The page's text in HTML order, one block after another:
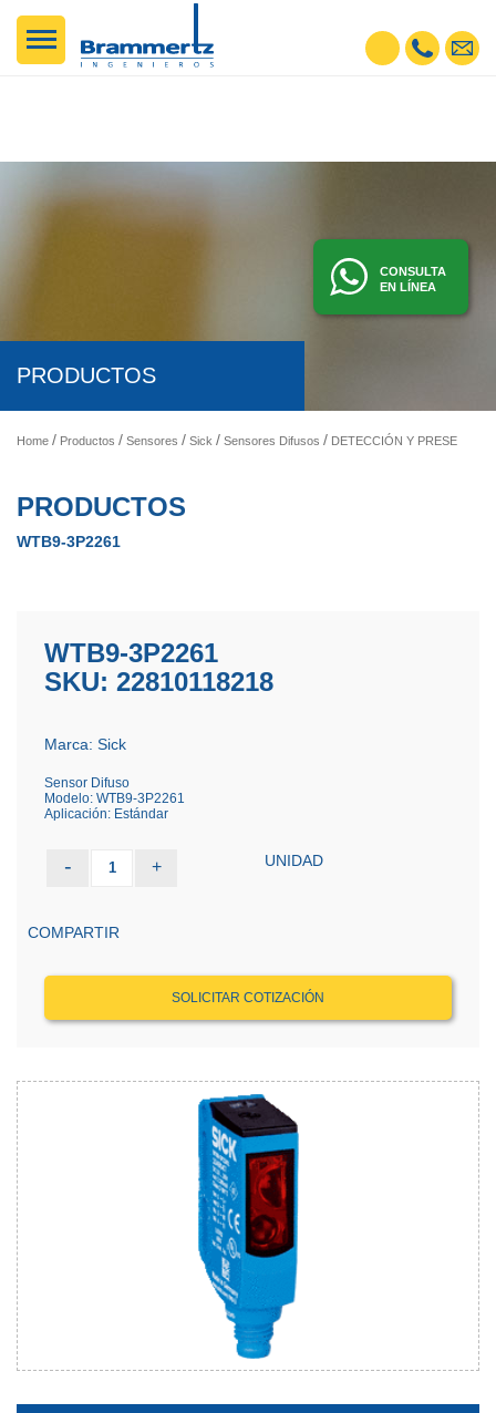
CONSULTA
EN LÍNEA
PRODUCTOS
Home Productos Sensores Sick Sensores Difusos DETECCIÓN Y PRESENCIA - SENSORES FOTOELÉCTRICOS, INDUCTIVOS, ETC
PRODUCTOS
WTB9-3P2261
WTB9-3P2261
SKU: 22810118218
Marca: Sick
Sensor Difuso
Modelo: WTB9-3P2261
Aplicación: Estándar
- 1 + UNIDAD
COMPARTIR
SOLICITAR COTIZACIÓN